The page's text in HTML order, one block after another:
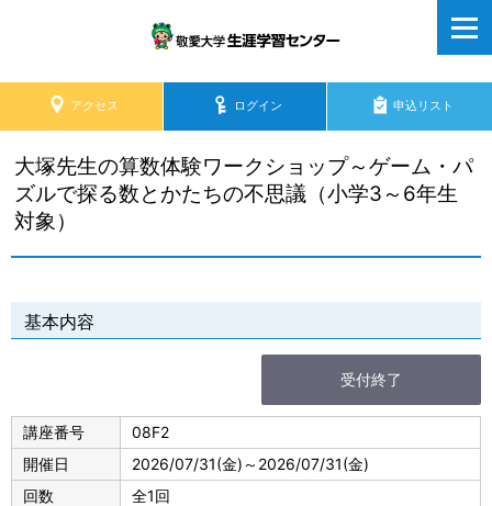
アクセス ログイン 申込リスト
大塚先生の算数体験ワークショップ～ゲーム・パ
ズルで探る数とかたちの不思議（小学3～6年生
対象）
基本内容
受付終了
講座番号
08F2
開催日
2026/07/31(金) ～ 2026/07/31(金)
回数
全1回